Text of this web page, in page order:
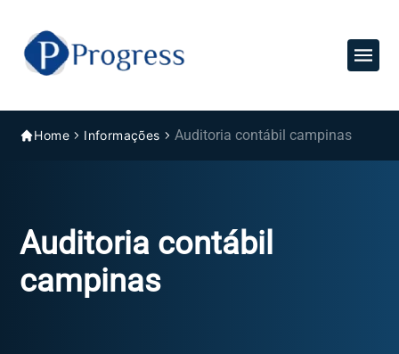
Home Informações Auditoria contábil campinas
Auditoria contábil
campinas